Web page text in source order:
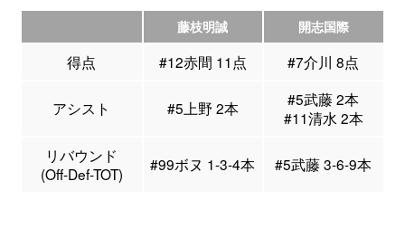
藤枝明誠 開志国際
得点 #12赤間 11点 #7介川 8点
アシスト #5上野 2本
#5武藤 2本
#11清水 2本
リバウンド
(Off-Def-TOT)
#99ボヌ 1-3-4本 #5武藤 3-6-9本